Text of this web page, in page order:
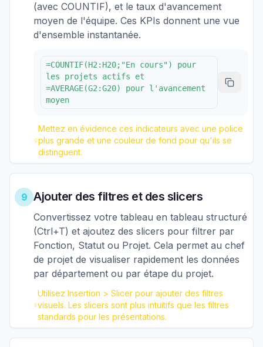
(avec COUNTIF), et le taux d'avancement
moyen de l'équipe. Ces KPIs donnent une vue
d'ensemble instantanée.
=COUNTIF(H2:H20;"En cours") pour
les projets actifs et
=AVERAGE(G2:G20) pour l'avancement
moyen
Mettez en évidence ces indicateurs avec une police
plus grande et une couleur de fond pour qu'ils se
distinguent.
9 Ajouter des filtres et des slicers
Convertissez votre tableau en tableau structuré
(Ctrl+T) et ajoutez des slicers pour filtrer par
Fonction, Statut ou Projet. Cela permet au chef
de projet de visualiser rapidement les données
par département ou par étape du projet.
Utilisez Insertion > Slicer pour ajouter des filtres
visuels. Les slicers sont plus intuitifs que les filtres
standards pour les présentations.